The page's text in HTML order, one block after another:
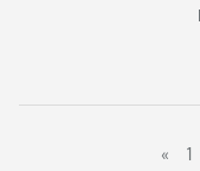
school bij ons in het
of ze wel of geen
Het gaat me er dus
eerste keus voorrang
« 1